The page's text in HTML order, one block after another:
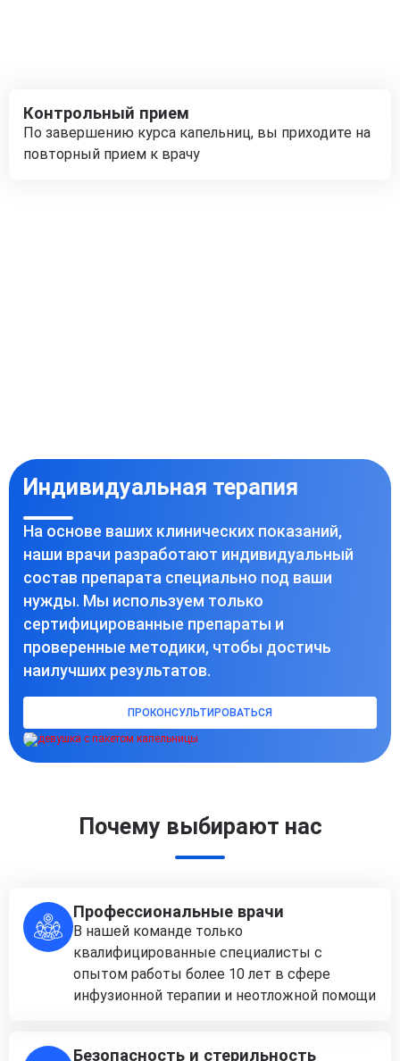
Контрольный прием
По завершению курса капельниц, вы приходите на
повторный прием к врачу
Индивидуальная терапия
На основе ваших клинических показаний,
наши врачи разработают индивидуальный
состав препарата специально под ваши
нужды. Мы используем только
сертифицированные препараты и
проверенные методики, чтобы достичь
наилучших результатов.
ПРОКОНСУЛЬТИРОВАТЬСЯ
Почему выбирают нас
Профессиональные врачи
В нашей команде только
квалифицированные специалисты с
опытом работы более 10 лет в сфере
инфузионной терапии и неотложной помощи
Безопасность и стерильность